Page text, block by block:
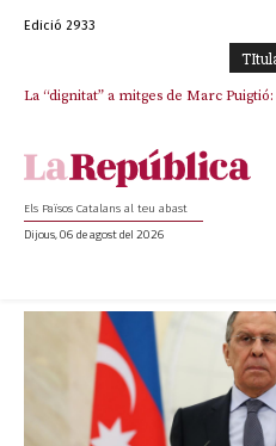
Edició 2933
La “dignitat” a mitges de Marc
Els Països Catalans al teu abast
Dijous, 06 de agost del 2026